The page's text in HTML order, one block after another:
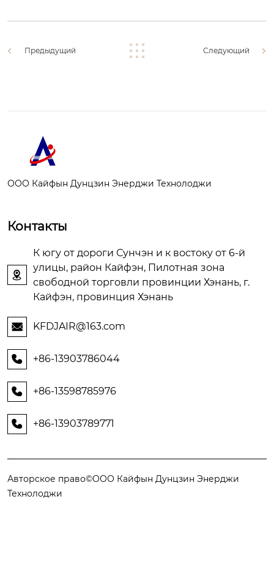
Предыдущий Следующий
ООО Кайфын Дунцзин Энерджи Технолоджи
Контакты

К югу от дороги Сунчэн и к востоку от 6-й
улицы, район Кайфэн, Пилотная зона
свободной торговли провинции Хэнань, г.
Кайфэн, провинция Хэнань
 KFDJAIR@163.com
 +86-13903786044
 +86-13598785976
 +86-13903789771
Авторское право©ООО Кайфын Дунцзин Энерджи
Технолоджи